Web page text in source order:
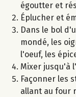
égoutter et
Éplucher et
Dans le bol
mondé, les
l'oeuf, les
Mixer jusqu'à
Façonner les
allant au four